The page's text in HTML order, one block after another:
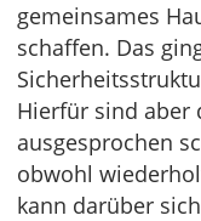
gemeinsames
schaffen. Das
Hierfür sind aber
ausgesprochen
obwohl
kann darüber